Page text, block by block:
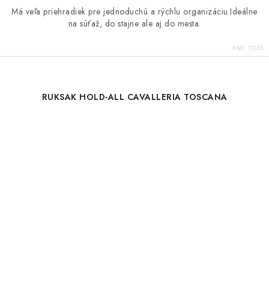
Má veľa priehradiek pre jednoduchú a rýchlu organizáciu.Ideálne
na súťaž, do stajne ale aj do mesta.
Kód: 11035
RUKSAK HOLD-ALL CAVALLERIA TOSCANA